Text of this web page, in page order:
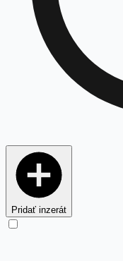
Pridať inzerát